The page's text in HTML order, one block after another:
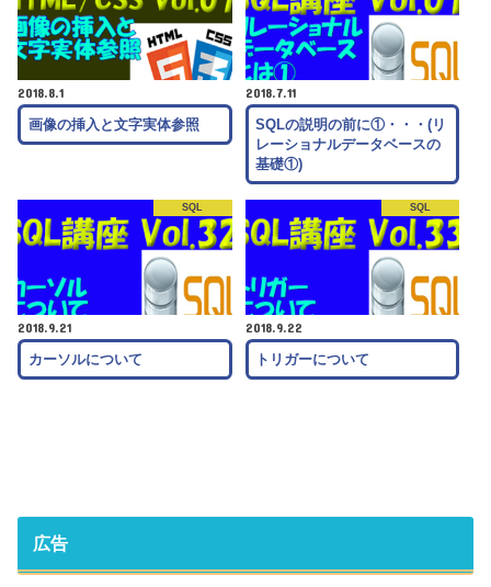
2018.8.1
画像の挿入と文字実体参照
2018.7.11
SQLの説明の前に①・・・(リ
レーショナルデータベースの
基礎①)
SQL
2018.9.21
カーソルについて
SQL
2018.9.22
トリガーについて
広告